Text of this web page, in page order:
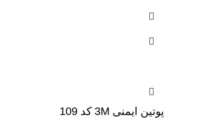
پوتین ایمنی 3M کد 109